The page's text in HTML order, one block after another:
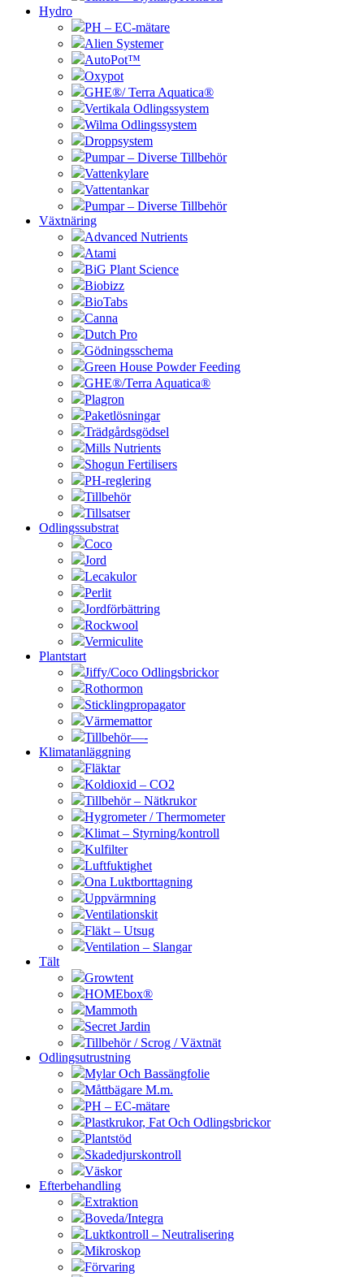
Hydro
PH – EC-mätare
Alien Systemer
AutoPot™
Oxypot
GHE®/ Terra Aquatica®
Vertikala Odlingssystem
Wilma Odlingssystem
Droppsystem
Pumpar – Diverse Tillbehör
Vattenkylare
Vattentankar
Pumpar – Diverse Tillbehör
Växtnäring
Advanced Nutrients
Atami
BiG Plant Science
Biobizz
BioTabs
Canna
Dutch Pro
Gödningsschema
Green House Powder Feeding
GHE®/Terra Aquatica®
Plagron
Paketlösningar
Trädgårdsgödsel
Mills Nutrients
Shogun Fertilisers
PH-reglering
Tillbehör
Tillsatser
Odlingssubstrat
Coco
Jord
Lecakulor
Perlit
Jordförbättring
Rockwool
Vermiculite
Plantstart
Jiffy/Coco Odlingsbrickor
Rothormon
Sticklingpropagator
Värmemattor
Tillbehör—-
Klimatanläggning
Fläktar
Koldioxid – CO2
Tillbehör – Nätkrukor
Hygrometer / Thermometer
Klimat – Styrning/kontroll
Kulfilter
Luftfuktighet
Ona Luktborttagning
Uppvärmning
Ventilationskit
Fläkt – Utsug
Ventilation – Slangar
Tält
Growtent
HOMEbox®
Mammoth
Secret Jardin
Tillbehör / Scrog / Växtnät
Odlingsutrustning
Mylar Och Bassängfolie
Måttbägare M.m.
PH – EC-mätare
Plastkrukor, Fat Och Odlingsbrickor
Plantstöd
Skadedjurskontroll
Väskor
Efterbehandling
Extraktion
Boveda/Integra
Luktkontroll – Neutralisering
Mikroskop
Förvaring